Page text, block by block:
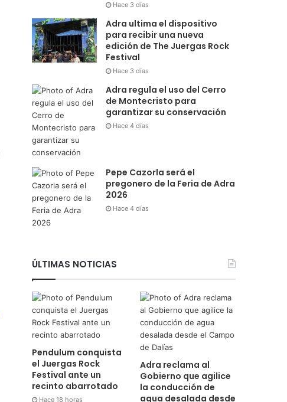
Hace 3 días
Adra ultima el dispositivo
para recibir una nueva
edición de The Juergas Rock
Festival
Hace 3 días
Adra regula el uso del Cerro
de Montecristo para
garantizar su conservación
Hace 4 días
Pepe Cazorla será el
pregonero de la Feria de Adra
2026
Hace 4 días
ÚLTIMAS NOTICIAS
Pendulum conquista
el Juergas Rock
Festival ante un
recinto abarrotado
Hace 18 horas
Adra reclama al
Gobierno que agilice
la conducción de
agua desalada desde